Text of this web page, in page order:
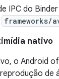
IPC do
frameworks/
nativo
o Android
de